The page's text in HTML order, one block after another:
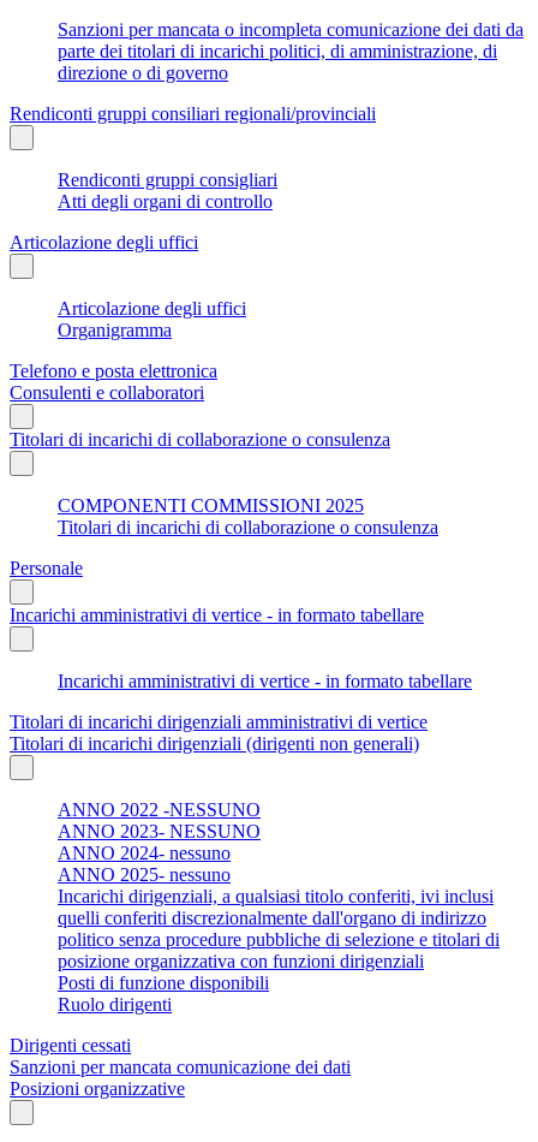
Sanzioni per mancata o incompleta comunicazione dei dati da
parte dei titolari di incarichi politici, di amministrazione, di
direzione o di governo
Rendiconti gruppi consiliari regionali/provinciali
Rendiconti gruppi consigliari
Atti degli organi di controllo
Articolazione degli uffici
Articolazione degli uffici
Organigramma
Telefono e posta elettronica
Consulenti e collaboratori
Titolari di incarichi di collaborazione o consulenza
COMPONENTI COMMISSIONI 2025
Titolari di incarichi di collaborazione o consulenza
Personale
Incarichi amministrativi di vertice - in formato tabellare
Incarichi amministrativi di vertice - in formato tabellare
Titolari di incarichi dirigenziali amministrativi di vertice
Titolari di incarichi dirigenziali (dirigenti non generali)
ANNO 2022 -NESSUNO
ANNO 2023- NESSUNO
ANNO 2024- nessuno
ANNO 2025- nessuno
Incarichi dirigenziali, a qualsiasi titolo conferiti, ivi inclusi
quelli conferiti discrezionalmente dall'organo di indirizzo
politico senza procedure pubbliche di selezione e titolari di
posizione organizzativa con funzioni dirigenziali
Posti di funzione disponibili
Ruolo dirigenti
Dirigenti cessati
Sanzioni per mancata comunicazione dei dati
Posizioni organizzative